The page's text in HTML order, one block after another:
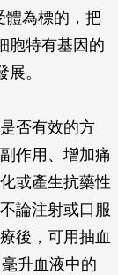
體為標的，把
胞特有基因的
。
否有效的方
作用、增加痛
或產生抗藥性
論注射或口服
後，可用抽血
升血液中的